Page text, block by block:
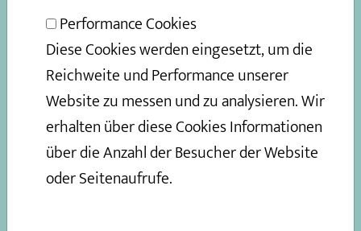
Lassen Sie uns gerne wissen, wenn Sie als
Großhändler an unseren Produkten interessiert sind
oder als regionaler landwirtschaftlicher Betrieb mit
uns zusammenarbeiten möchten.
Wir würden uns freuen, von Ihnen zu hören.
KONTAKTIEREN SIE UNS
Performance Cookies
Diese Cookies werden eingesetzt, um die
Reichweite und Performance unserer
Website zu messen und zu analysieren. Wir
erhalten über diese Cookies Informationen
über die Anzahl der Besucher der Website
oder Seitenaufrufe.